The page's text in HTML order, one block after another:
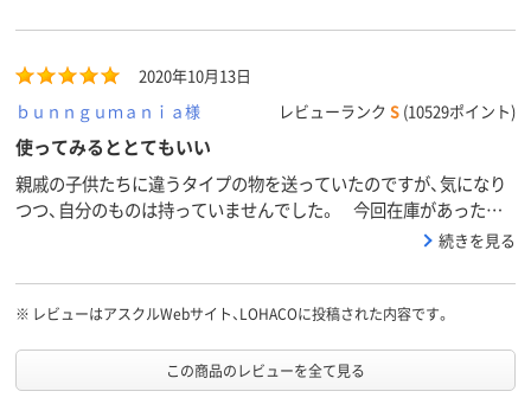
2020年10月13日
ｂｕｎｎｇｕｍａｎｉａ様
レビューランク S (10529ポイント)
使ってみるととてもいい
親戚の子供たちに違うタイプの物を送っていたのですが、気になり
つつ、自分のものは持っていませんでした。 今回在庫があったの
で買って使ってみたら、これは便利です。 1回分のハンドソープが
入っています。
続きを見る
※ レビューはアスクルWebサイト、LOHACOに投稿された内容です。
この商品のレビューを全て見る